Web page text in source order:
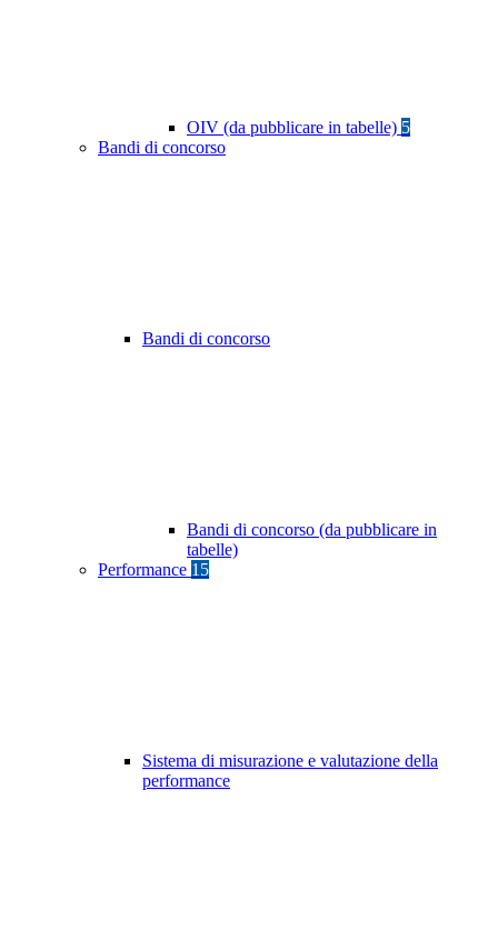
OIV (da pubblicare in tabelle) 5
Bandi di concorso
Bandi di concorso
Bandi di concorso (da pubblicare in
tabelle)
Performance 15
Sistema di misurazione e valutazione della
performance